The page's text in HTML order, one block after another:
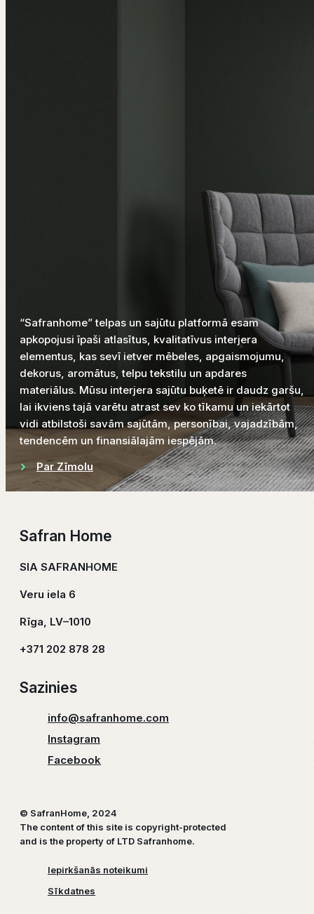
“Safranhome” telpas un sajūtu platformā esam
apkopojusi īpaši atlasītus, kvalitatīvus interjera
elementus, kas sevī ietver mēbeles, apgaismojumu,
dekorus, aromātus, telpu tekstilu un apdares
materiālus. Mūsu interjera sajūtu buķetē ir daudz garšu,
lai ikviens tajā varētu atrast sev ko tīkamu un iekārtot
vidi atbilstoši savām sajūtām, personībai, vajadzībām,
tendencēm un finansiālajām iespējām.
Par Zīmolu
Safran Home
SIA SAFRANHOME
Veru iela 6
Rīga, LV–1010
+371 202 878 28
Sazinies
info@safranhome.com
Instagram
Facebook
© SafranHome, 2024
The content of this site is copyright-protected
and is the property of LTD Safranhome.
Iepirkšanās noteikumi
Sīkdatnes